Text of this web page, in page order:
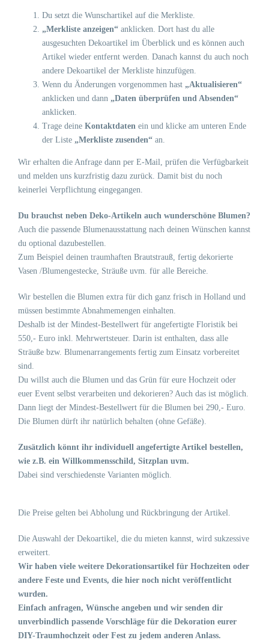
Du setzt die Wunschartikel auf die Merkliste.
„Merkliste anzeigen“ anklicken. Dort hast du alle
ausgesuchten Dekoartikel im Überblick und es können auch
Artikel wieder entfernt werden. Danach kannst du auch noch
andere Dekoartikel der Merkliste hinzufügen.
Wenn du Änderungen vorgenommen hast „Aktualisieren“
anklicken und dann „Daten überprüfen und Absenden“
anklicken.
Trage deine Kontaktdaten ein und klicke am unteren Ende
der Liste „Merkliste zusenden“ an.
Wir erhalten die Anfrage dann per E-Mail, prüfen die Verfügbarkeit
und melden uns kurzfristig dazu zurück. Damit bist du noch
keinerlei Verpflichtung eingegangen.
Du brauchst neben Deko-Artikeln auch wunderschöne Blumen?
Auch die passende Blumenausstattung nach deinen Wünschen kannst
du optional dazubestellen.
Zum Beispiel deinen traumhaften Brautstrauß, fertig dekorierte
Vasen /Blumengestecke, Sträuße uvm. für alle Bereiche.
Wir bestellen die Blumen extra für dich ganz frisch in Holland und
müssen bestimmte Abnahmemengen einhalten.
Deshalb ist der Mindest-Bestellwert für angefertigte Floristik bei
550,- Euro inkl. Mehrwertsteuer. Darin ist enthalten, dass alle
Sträuße bzw. Blumenarrangements fertig zum Einsatz vorbereitet
sind.
Du willst auch die Blumen und das Grün für eure Hochzeit oder
euer Event selbst verarbeiten und dekorieren? Auch das ist möglich.
Dann liegt der Mindest-Bestellwert für die Blumen bei 290,- Euro.
Die Blumen dürft ihr natürlich behalten (ohne Gefäße).
Zusätzlich könnt ihr individuell angefertigte Artikel bestellen,
wie z.B. ein Willkommensschild, Sitzplan uvm.
Dabei sind verschiedenste Varianten möglich.
Die Preise gelten bei Abholung und Rückbringung der Artikel.
Die Auswahl der Dekoartikel, die du mieten kannst, wird sukzessive
erweitert.
Wir haben viele weitere Dekorationsartikel für Hochzeiten oder
andere Feste und Events, die hier noch nicht veröffentlicht
wurden.
Einfach anfragen, Wünsche angeben und wir senden dir
unverbindlich passende Vorschläge für die Dekoration eurer
DIY-Traumhochzeit oder Fest zu jedem anderen Anlass.